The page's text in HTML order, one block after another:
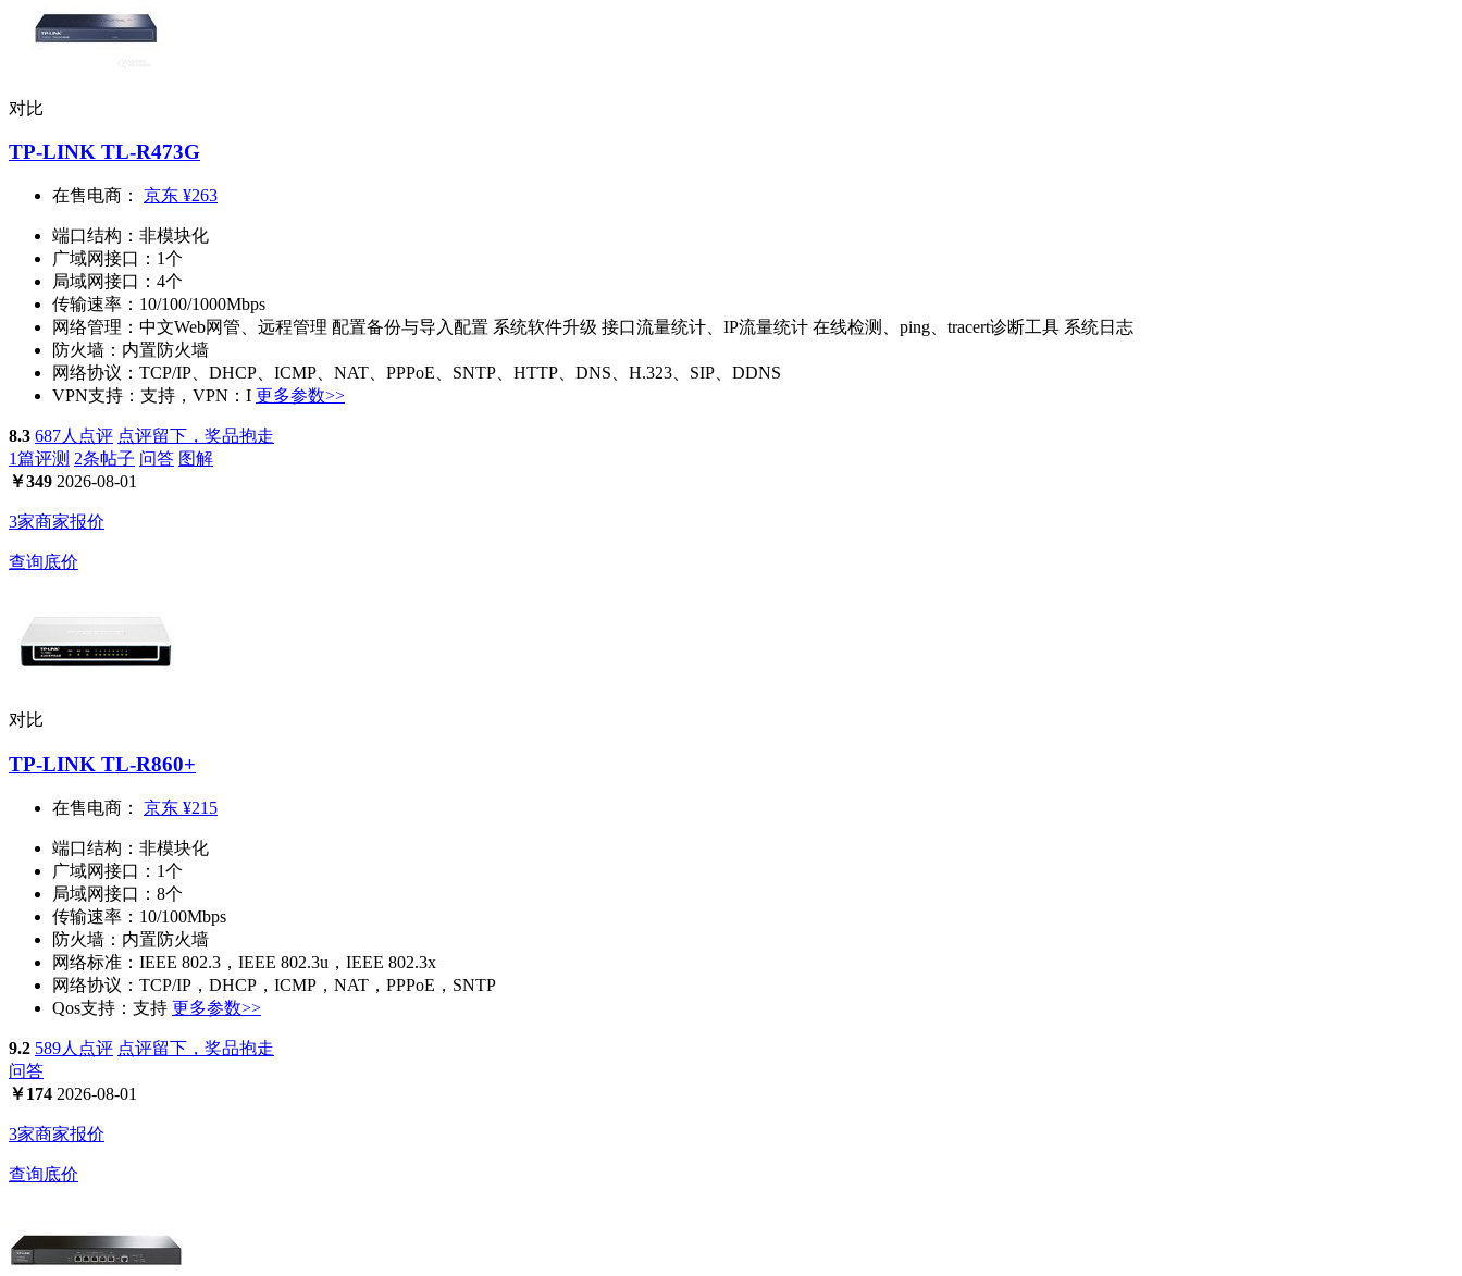
对比
TP-LINK TL-R473G
在售电商： 京东 ¥263
端口结构： 非模块化
广域网接口： 1个
局域网接口： 4个
传输速率： 10/100/1000Mbps
网络管理： 中文Web网管、远程管理 配置备份与导入配置 系统软件升级 接口流量统计、IP流量统计 在线检测、ping、tracert诊断工具 系统日志
防火墙： 内置防火墙
网络协议： TCP/IP、DHCP、ICMP、NAT、PPPoE、SNTP、HTTP、DNS、H.323、SIP、DDNS
VPN支持： 支持，VPN：I 更多参数>>
8.3 687人点评 点评留下，奖品抱走
1篇评测 2条帖子 问答 图解
￥349 2026-08-01
3家商家报价
查询底价
对比
TP-LINK TL-R860+
在售电商： 京东 ¥215
端口结构： 非模块化
广域网接口： 1个
局域网接口： 8个
传输速率： 10/100Mbps
防火墙： 内置防火墙
网络标准： IEEE 802.3，IEEE 802.3u，IEEE 802.3x
网络协议： TCP/IP，DHCP，ICMP，NAT，PPPoE，SNTP
Qos支持： 支持 更多参数>>
9.2 589人点评 点评留下，奖品抱走
问答
￥174 2026-08-01
3家商家报价
查询底价